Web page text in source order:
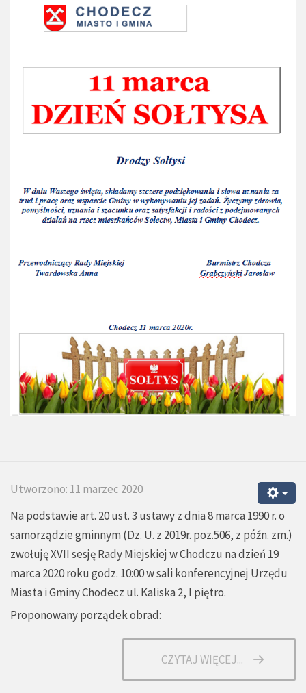
Utworzono: 11 marzec 2020
Na podstawie art. 20 ust. 3 ustawy z dnia 8 marca 1990 r. o
samorządzie gminnym (Dz. U. z 2019r. poz.506, z późn. zm.)
zwołuję XVII sesję Rady Miejskiej w Chodczu na dzień 19
marca 2020 roku godz. 10:00 w sali konferencyjnej Urzędu
Miasta i Gminy Chodecz ul. Kaliska 2, I piętro.
Proponowany porządek obrad:
CZYTAJ WIĘCEJ...